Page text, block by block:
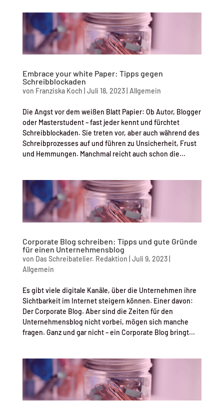
Embrace your white Paper: Tipps gegen
Schreibblockaden
von Franziska Koch Juli 18, 2023| Allgemein
Die Angst vor dem weißen Blatt Papier: Ob Autor, Blogger
oder Masterstudent – fast jeder kennt und fürchtet
Schreibblockaden. Sie treten vor, aber auch während des
Schreibprozesses auf und führen zu Unsicherheit, Frust
und Hemmungen. Manchmal reicht auch schon die...
Corporate Blog schreiben: Tipps und gute Gründe
für einen Unternehmensblog
von Das Schreibatelier. Redaktion Juli 9, 2023|
Allgemein
Es gibt viele digitale Kanäle, über die Unternehmen ihre
Sichtbarkeit im Internet steigern können. Einer davon:
Der Corporate Blog. Aber sind die Zeiten für den
Unternehmensblog nicht vorbei, mögen sich manche
fragen. Ganz und gar nicht – ein Corporate Blog bringt...